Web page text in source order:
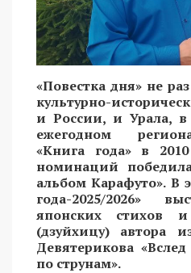
«Повестка дня» не
культурно-
и России, и Урала, в
ежегодном
«Книга года» в
номинаций
альбом Карафуто». В
года-2025/2026»
японских стихов
(дзуйхицу) автора
Девятерикова
по струнам».